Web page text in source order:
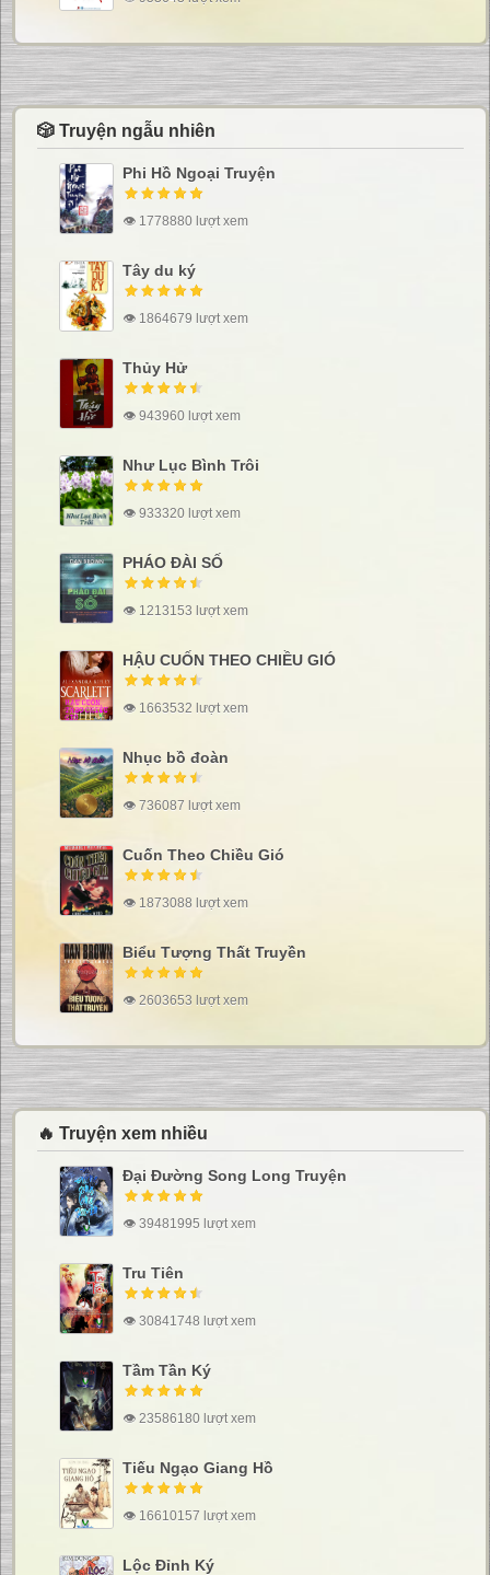
🎲 Truyện ngẫu nhiên
Phi Hồ Ngoại Truyện
👁 1778880 lượt xem
Tây du ký
👁 1864679 lượt xem
Thủy Hử
👁 943960 lượt xem
Như Lục Bình Trôi
👁 933320 lượt xem
PHÁO ĐÀI SỐ
👁 1213153 lượt xem
HẬU CUỐN THEO CHIỀU GIÓ
👁 1663532 lượt xem
Nhục bồ đoàn
👁 736087 lượt xem
Cuốn Theo Chiều Gió
👁 1873088 lượt xem
Biểu Tượng Thất Truyền
👁 2603653 lượt xem
🔥 Truyện xem nhiều
Đại Đường Song Long Truyện
👁 39481995 lượt xem
Tru Tiên
👁 30841748 lượt xem
Tầm Tần Ký
👁 23586180 lượt xem
Tiếu Ngạo Giang Hồ
👁 16610157 lượt xem
Lộc Đỉnh Ký